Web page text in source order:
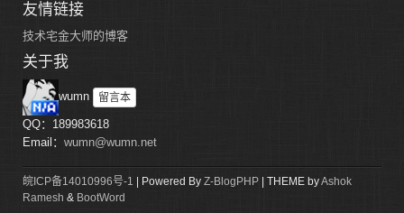
友情链接
技术宅金大师的博客
关于我
wumn 留言本
QQ：189983618
Email： wumn@wumn.net
皖ICP备14010996号-1 | Powered By Z-BlogPHP | THEME byAshok
Ramesh & BootWord